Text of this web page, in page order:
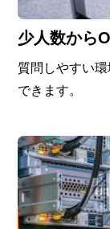
少人数から
質問しやすい
できます。